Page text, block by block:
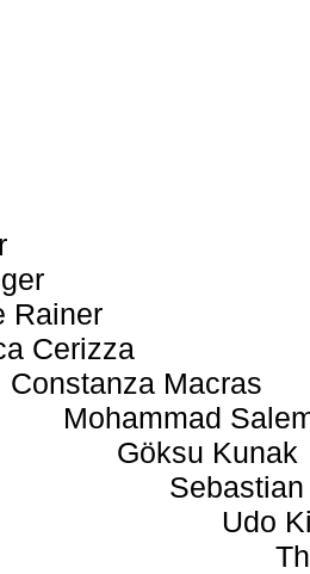
Rainer
Cerizza
Constanza Macras
Mohammad
Göksu Kunak
Udo